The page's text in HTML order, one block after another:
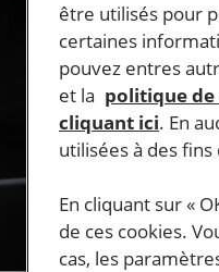
être utilisés pour
certaines
pouvez entres
et la politique
cliquant ici. En
utilisées à des
En cliquant sur «
de ces cookies.
cas, les